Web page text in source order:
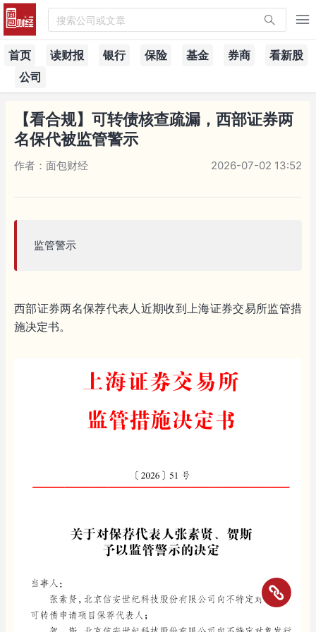
搜索公司或文章
首页 读财报 银行 保险 基金 券商
看新股
公司
【看合规】可转债核查疏漏，西部证券两
名保代被监管警示
作者：面包财经 2026-07-02 13:52
监管警示
西部证券两名保荐代表人近期收到上海证券交易所监管措
施决定书。